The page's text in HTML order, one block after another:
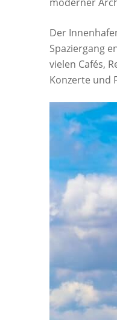
moderner
Der
Spaziergang
vielen Cafés,
Konzerte und